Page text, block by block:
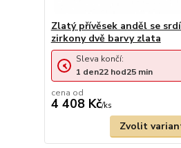
Zlatý přívěsek anděl se
zirkony dvě barvy zlata
cena od
4 408 Kč/ks
Sleva končí:
1 den22 hod25 min
Zvolit